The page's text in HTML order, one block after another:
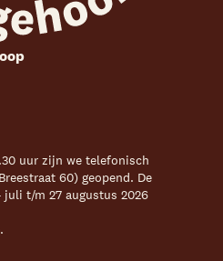
uur zijn we telefonisch
60) geopend. De
t/m 27 augustus 2026
.